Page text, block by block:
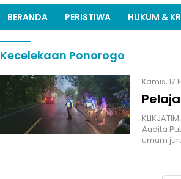
BERANDA PERISTIWA HUKUM &
Kecelekaan Ponorogo
Kamis, 17
Audita
umum